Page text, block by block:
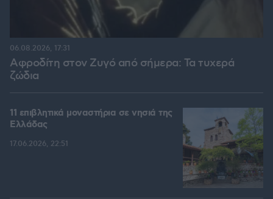
Αφροδίτη στον Ζυγό από σήμερα: Τα τυχερά
ζώδια
06.08.2026, 17:31
11 επιβλητικά μοναστήρια σε νησιά της
Ελλάδας
17.06.2026, 22:51